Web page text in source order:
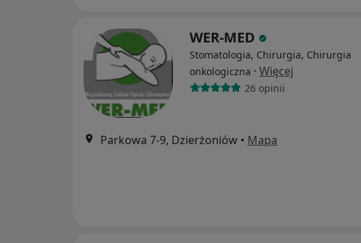
WER-MED
Stomatologia, Chirurgia, Chirurgia
onkologiczna · Więcej
26 opinii
Parkowa 7-9, Dzierżoniów • Mapa